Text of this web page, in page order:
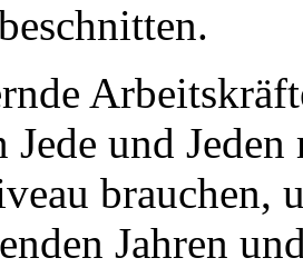
Jede und
brauchen,
Jahren